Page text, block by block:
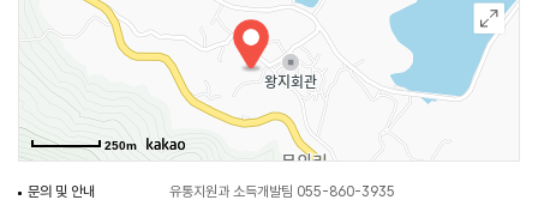
그물을 설치한 뒤 바닷물이 빠지면 직접 물고기를 잡아보는 체험으로 온 가족이
함께 즐기기에 좋다. 갯벌의 생태를 공부하며 갯것들을 직접 잡아볼 수 있는
갯벌생태체험은 아이들에게 자연의 소중함을 일깨워주기에 더없이 좋은
체험이다.
250m
문의 및 안내
유통지원과 소득개발팀 055-860-3935